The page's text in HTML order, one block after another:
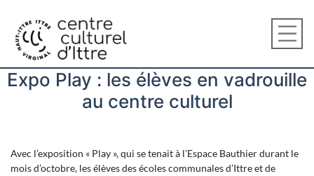
Expo Play : les élèves en vadrouille
au centre culturel
Avec l’exposition « Play », qui se tenait à l’Espace Bauthier durant le
mois d’octobre, les élèves des écoles communales d’Ittre et de